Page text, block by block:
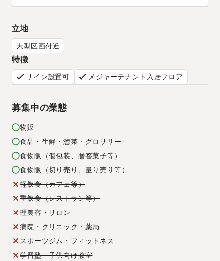
立地
大型区画付近
特徴
サイン設置可 メジャーテナント入居フロア
募集中の業態
物販
食品・生鮮・惣菜・グロサリー
食物販（個包装、贈答菓子等）
食物販（切り売り、量り売り等）
軽飲食（カフェ等）
重飲食（レストラン等）
理美容・サロン
病院・クリニック・薬局
スポーツジム・フィットネス
学習塾・子供向け教室